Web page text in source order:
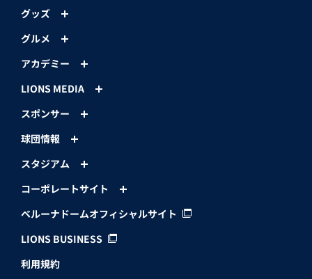
グッズ
グルメ
アカデミー
LIONS MEDIA
スポンサー
球団情報
スタジアム
コーポレートサイト
ベルーナドームオフィシャルサイト
LIONS BUSINESS
利用規約